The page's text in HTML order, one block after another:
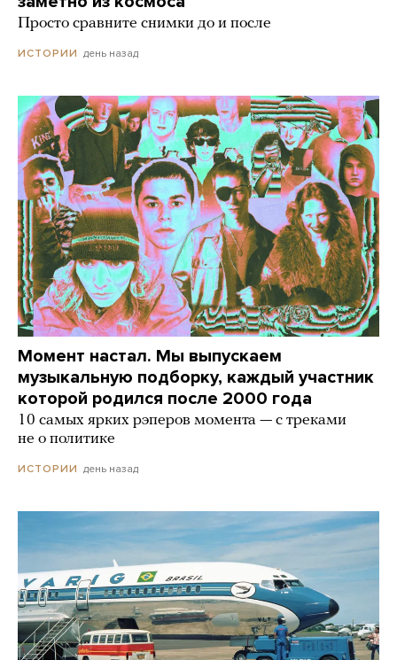
Просто сравните снимки до и после
ИСТОРИИ день назад
Момент настал. Мы выпускаем
музыкальную подборку, каждый участник
которой родился после 2000 года
10 самых ярких рэперов момента — с треками
не о политике
ИСТОРИИ день назад